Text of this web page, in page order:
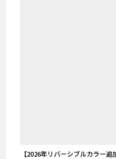
【2026年リバーシブルカラー